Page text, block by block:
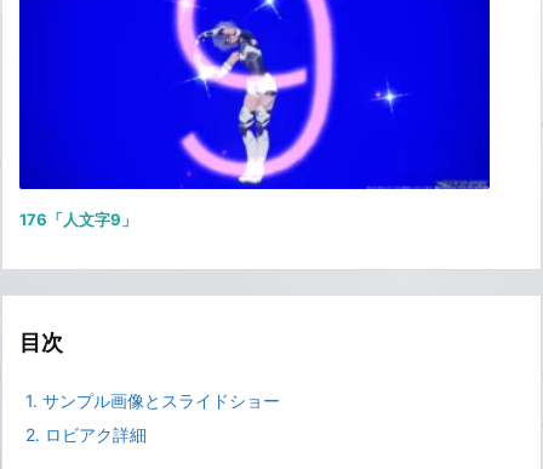
176「人文字9」
目次
1. サンプル画像とスライドショー
2. ロビアク詳細